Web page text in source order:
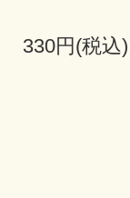
330円(税込)